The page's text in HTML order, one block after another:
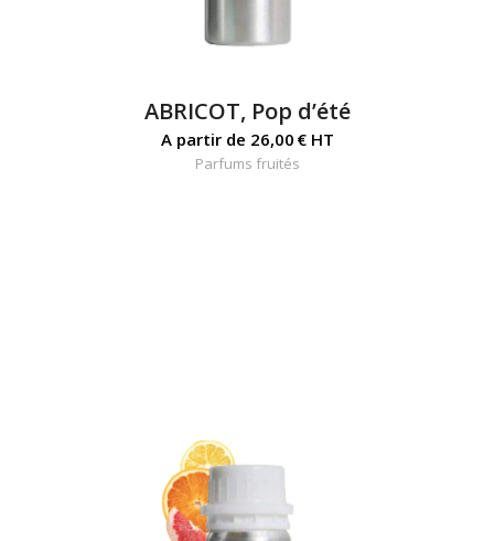
ABRICOT, Pop d’été
A partir de 26,00 €HT
Parfums fruités